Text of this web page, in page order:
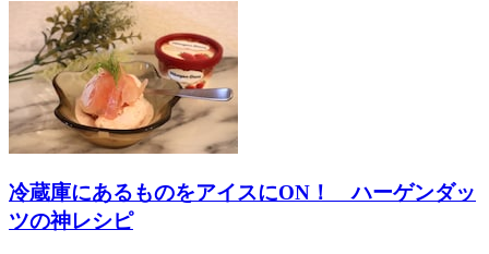
冷蔵庫にあるものをアイスにON！ ハーゲンダッ
ツの神レシピ